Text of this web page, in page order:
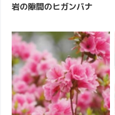
岩の隙間のヒガンバナ